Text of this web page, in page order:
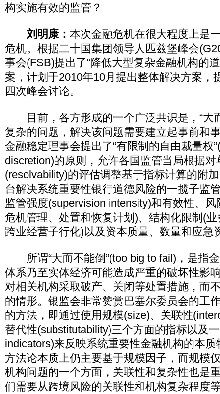
构实施有效的监管？
刘明康： 本次金融危机在很大程度上是
危机。根据二十国集团领导人匹兹堡峰会
事会(FSB)提出了“降低大型复杂金融机构的
案，计划于2010年10月提出整体解决方案，
四次峰会讨论。
目前，各方形成的一个广泛共识是，“大
复杂的问题，解决该问题需要建立起事前和
金融稳定理事会提出了“有限制的自由裁量权
discretion)的原则，允许各国监管当局根据
(resolvability)的评估调整基于指标计算的附
台解决系统重要性银行道德风险的一揽子监
监管强度(supervision intensity)和有效性、
危机管理、处置和恢复计划)、结构化限制(
跨业经营子行化)以及资本质量、数量和应急
所谓“大而不能倒”(too big to fail)，是指
体系乃至实体经济可能造成严重的破坏性影
对相关机构采取破产、关闭等处置措施，而
的情形。银监会非常赞赏巴塞尔委员会的工
的方法，即通过使用规模(size)、关联性
替代性(substitutability)三个方面的指标以及
indicators)来反映系统重要性金融机构的本
方法论本质上仍主要基于规模因子，而规模
机构问题的一个方面，关联性和复杂性也是
们需要从跨境风险的关联性和机构复杂程度